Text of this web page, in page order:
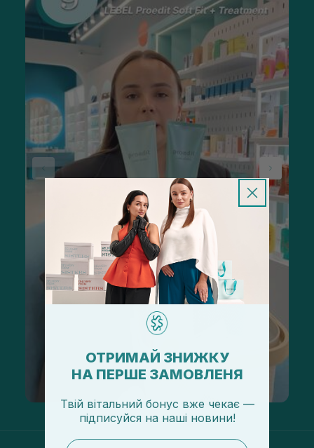
ОТРИМАЙ ЗНИЖКУ
НА ПЕРШЕ ЗАМОВЛЕНЯ
Твій вітальний бонус вже чекає —
підписуйся на наші новини!
email